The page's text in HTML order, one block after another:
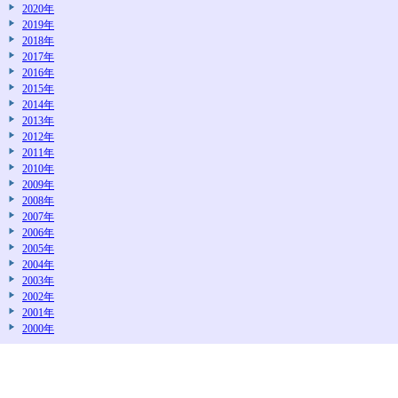
2020年
2019年
2018年
2017年
2016年
2015年
2014年
2013年
2012年
2011年
2010年
2009年
2008年
2007年
2006年
2005年
2004年
2003年
2002年
2001年
2000年